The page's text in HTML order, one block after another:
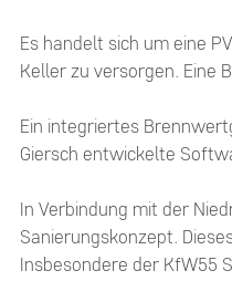
Es handelt sich um eine
Keller zu versorgen. Eine
Ein integriertes
Giersch entwickelte
In Verbindung mit der
Sanierungskonzept.
Insbesondere der KfW55